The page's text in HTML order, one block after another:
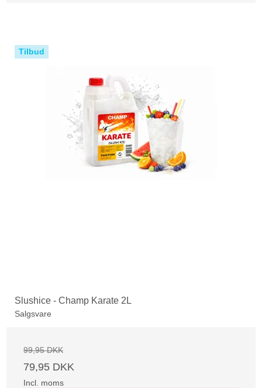
Tilbud
Slushice - Champ Karate 2L
Salgsvare
99,95 DKK
79,95 DKK
Incl. moms